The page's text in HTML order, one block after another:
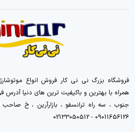
فروشگاه بزرگ نی نی کار فروش انواع
همراه با بهترین و باکیفیت ترین های دنیا آدرس
09011656126 - 02133050512